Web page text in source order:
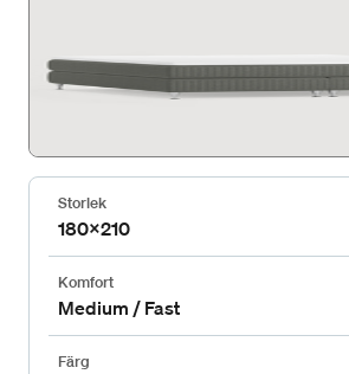
Storlek
180x210
Komfort
Medium / Fast
Färg